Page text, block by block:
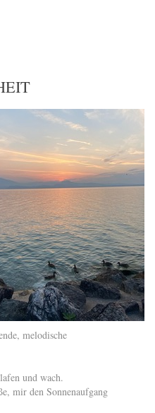
melodische
und wach.
mir den Sonnenaufgang